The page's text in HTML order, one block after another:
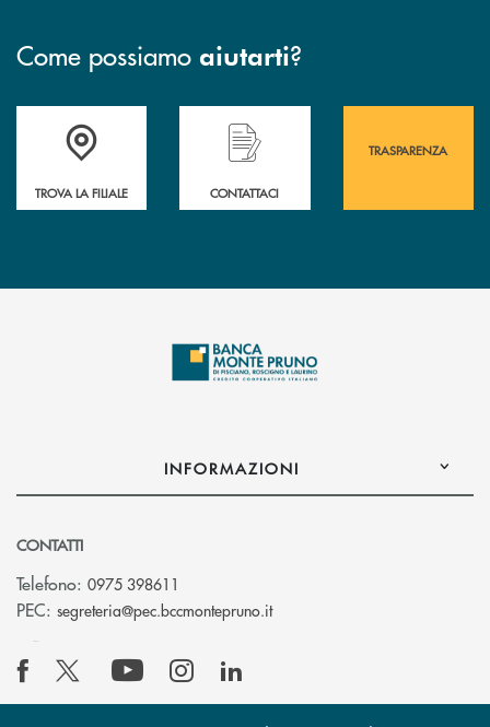
Come possiamo aiutarti?
Accedi all' elenco completo&nbsp; delle&nbsp; filiali&nbsp; di Banca
TROVA LA FILIALE
Hai bisogno di assistenza immediata?
CONTATTACI
TRASPARENZA
INFORMAZIONI
CONTATTI
Telefono: 0975 398611
PEC: segreteria@pec.bccmontepruno.it(si apre l’app di posta